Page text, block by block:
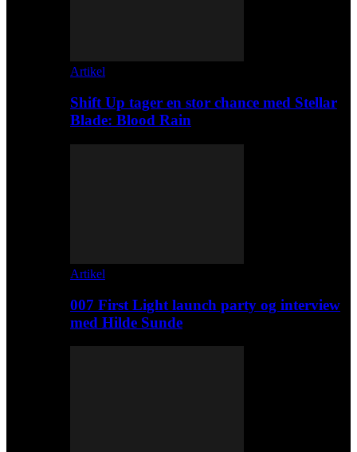
Artikel
Shift Up tager en stor chance med Stellar
Blade: Blood Rain
Artikel
007 First Light launch party og interview
med Hilde Sunde